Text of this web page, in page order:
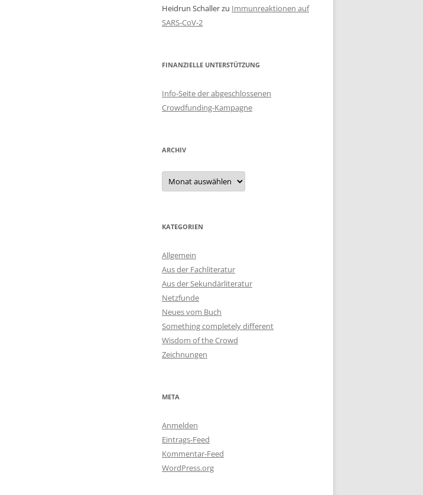
Heidrun Schallerzu Immunreaktionen auf
SARS-CoV-2
FINANZIELLE UNTERSTÜTZUNG
Info-Seite der abgeschlossenen
Crowdfunding-Kampagne
ARCHIV
Archiv
KATEGORIEN
Allgemein
Aus der Fachliteratur
Aus der Sekundärliteratur
Netzfunde
Neues vom Buch
Something completely different
Wisdom of the Crowd
Zeichnungen
META
Anmelden
Eintrags-Feed
Kommentar-Feed
WordPress.org